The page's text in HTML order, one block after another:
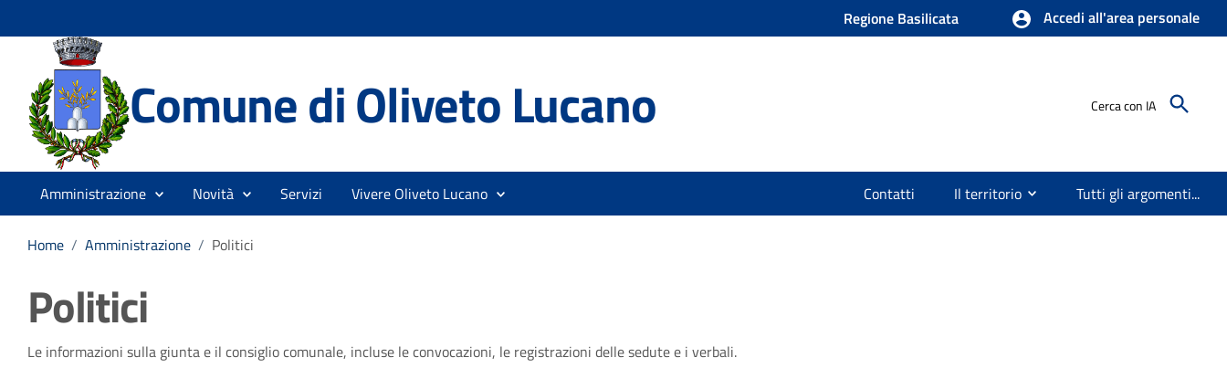
Regione Basilicata Accedi all'area personale
Comune di Oliveto Lucano Cerca con IA
Amministrazione Novità Servizi Vivere Oliveto Lucano Contatti Il territorio Tutti gli argomenti...
Home / Amministrazione / Politici
Politici
Le informazioni sulla giunta e il consiglio comunale, incluse le convocazioni, le registrazioni delle sedute e i verbali.